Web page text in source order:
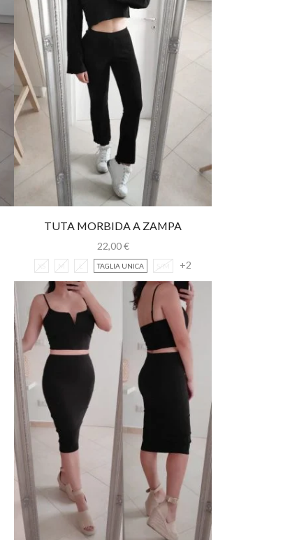
TUTA MORBIDA A ZAMPA
22,00€
XS M L TAGLIA UNICA S/M +2